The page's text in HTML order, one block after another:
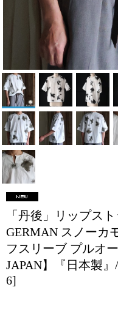
「丹後」リップス
GERMAN スノーカ
フスリーブ プルオ
JAPAN】『日本製』
6]